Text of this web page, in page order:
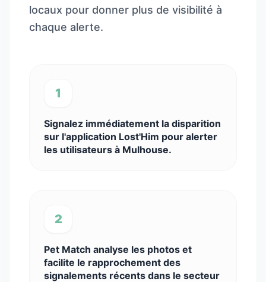
locaux pour donner plus de visibilité à
chaque alerte.
1
Signalez immédiatement la disparition
sur l'application Lost'Him pour alerter
les utilisateurs à Mulhouse.
2
Pet Match analyse les photos et
facilite le rapprochement des
signalements récents dans le secteur